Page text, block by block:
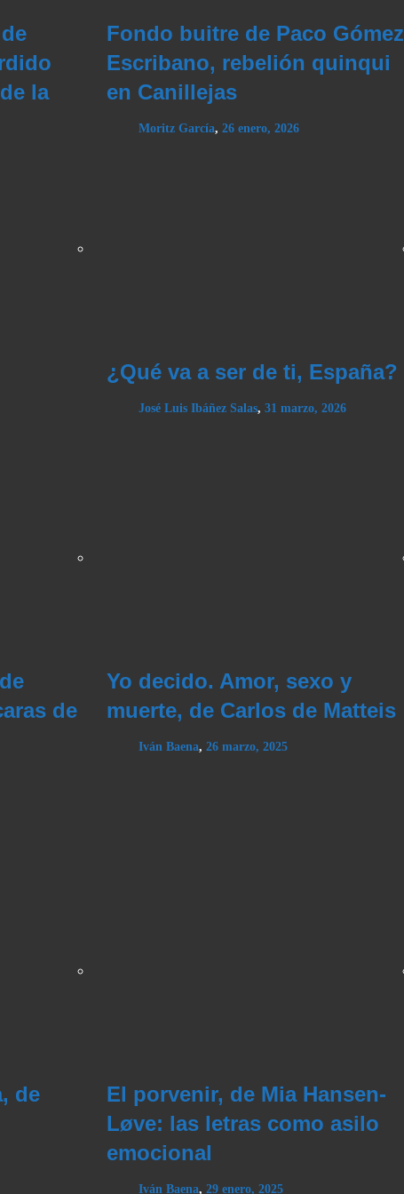
la
Fondo buitre de Paco Gómez
Escribano, rebelión quinqui
en Canillejas
Moritz García, 26 enero, 2026
¿Qué va a ser de ti, España?
José Luis Ibáñez Salas, 31 marzo, 2026
de
Yo decido. Amor, sexo y
muerte, de Carlos de Matteis
Iván Baena, 26 marzo, 2025
de
El porvenir, de Mia Hansen-
Løve: las letras como asilo
emocional
Iván Baena, 29 enero, 2025